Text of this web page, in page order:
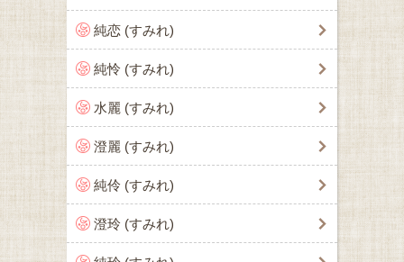
純恋 (すみれ)
純怜 (すみれ)
水麗 (すみれ)
澄麗 (すみれ)
純伶 (すみれ)
澄玲 (すみれ)